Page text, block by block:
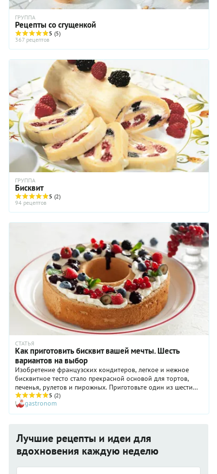
ГРУППА
Рецепты со сгущенкой
5 (5)
367 рецептов
ГРУППА
Бисквит
5 (2)
94 рецептов
СТАТЬЯ
Как приготовить бисквит вашей мечты. Шесть
вариантов на выбор
Изобретение французских кондитеров, легкое и нежное
бисквитное тесто стало прекрасной основой для тортов,
печенья, рулетов и пирожных. Приготовьте один из шести
вариантов бисквита или каждый по очереди, чтобы понять,
какой из них станет для вас самым любимым – классический,
женуаз, дакуаз, джоконда, ангельский или шифоновый
5 (2)
gastronom
Лучшие рецепты и идеи для
вдохновения каждую неделю